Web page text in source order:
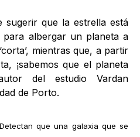
sugerir que la estrella está
para albergar un planeta a
mientras que, a partir
¡sabemos que el planeta
del estudio Vardan
de Porto.
Detectan que una galaxia que se